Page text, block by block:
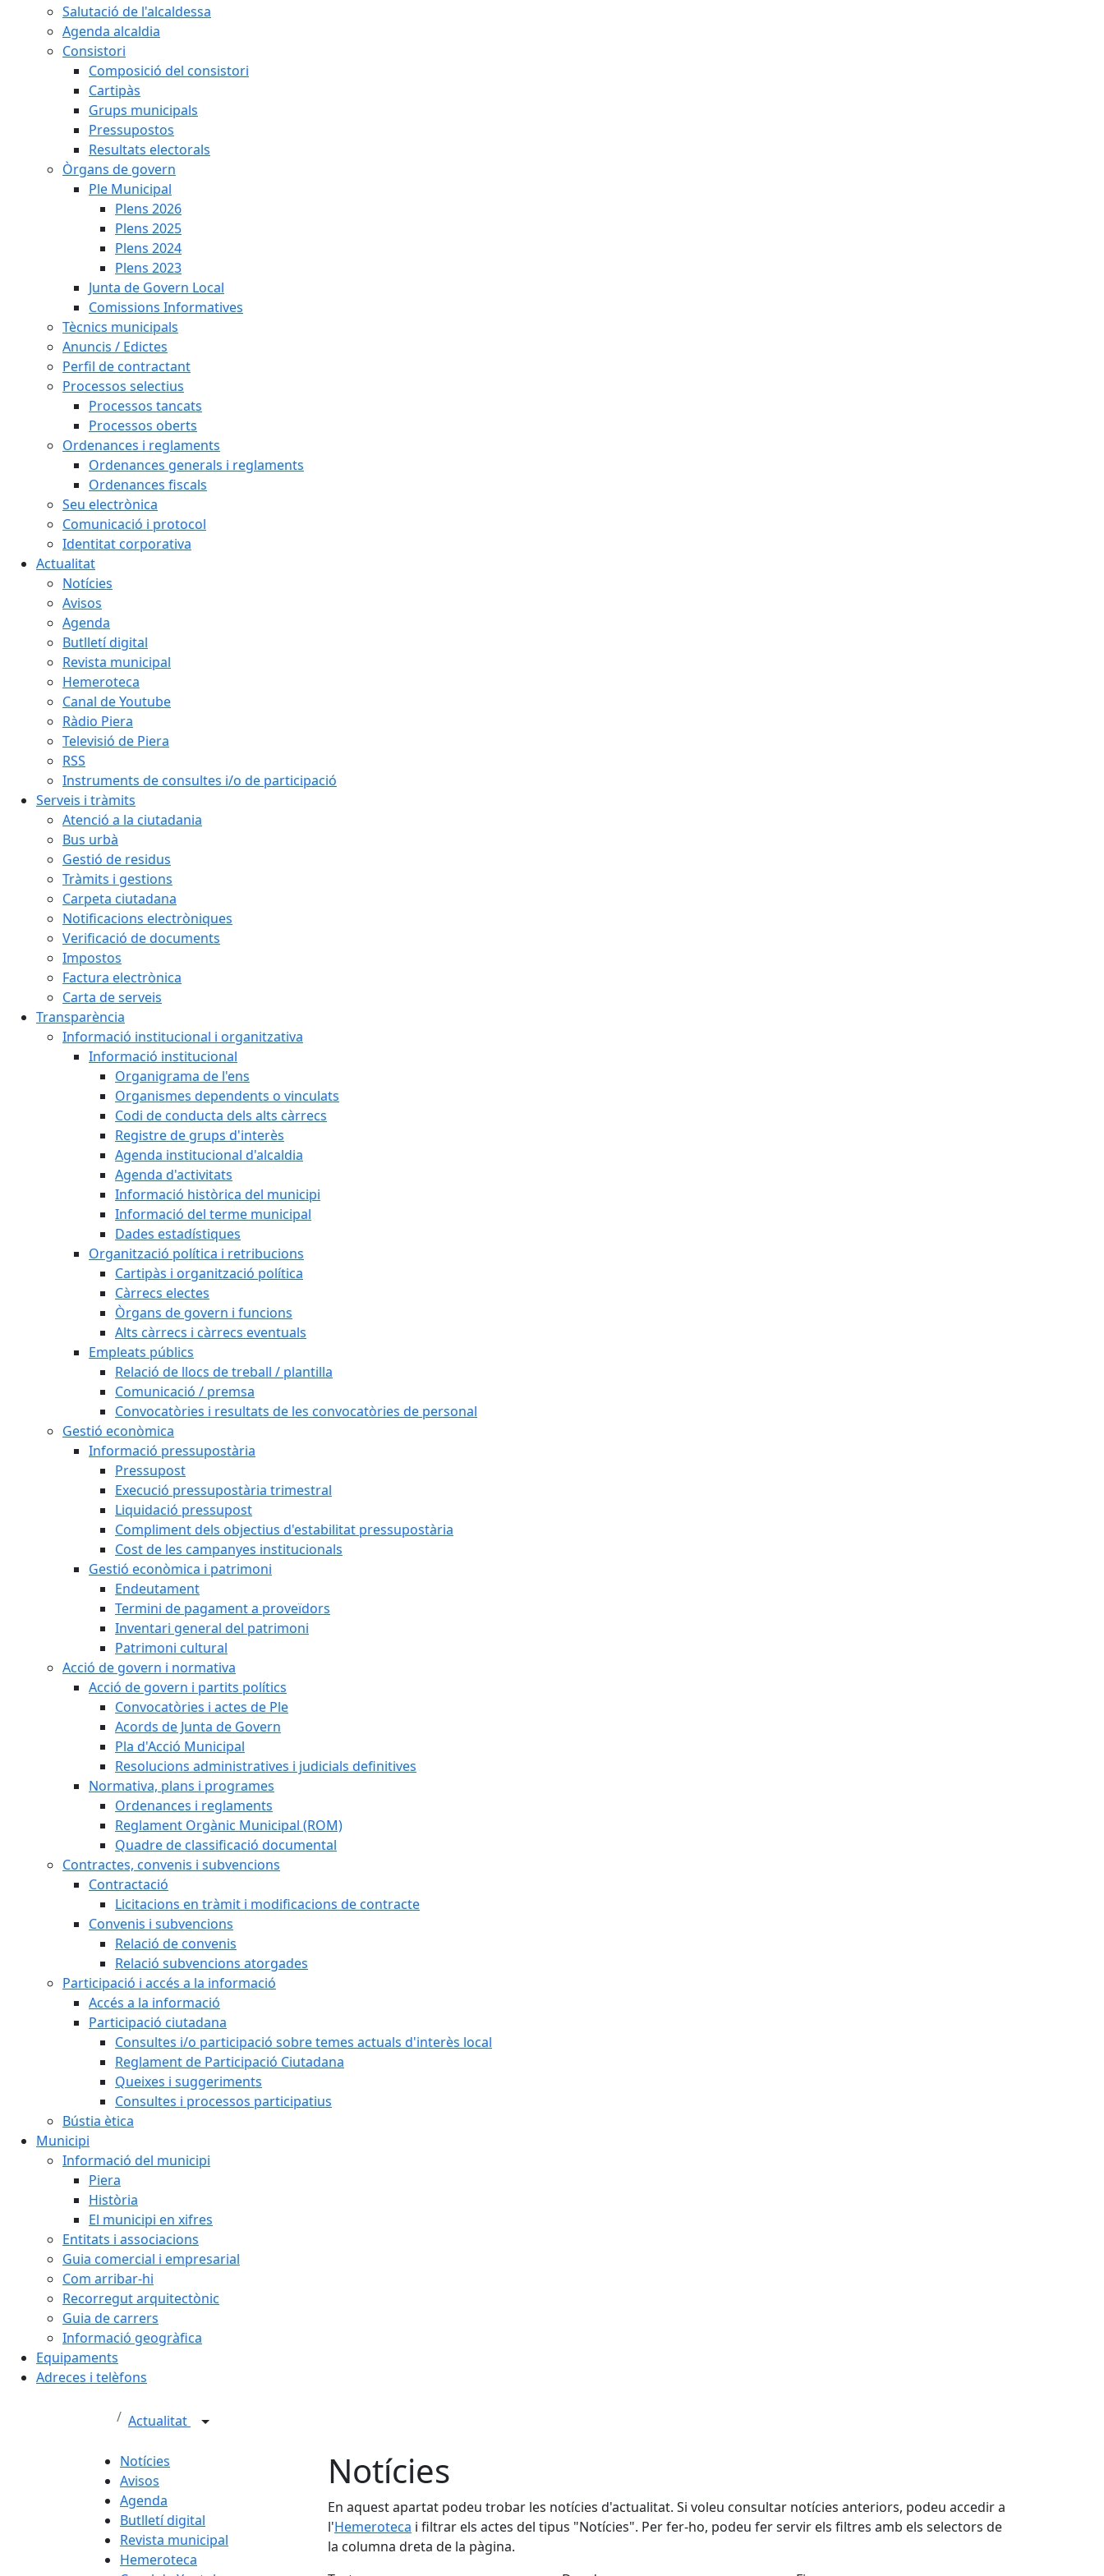
Salutació de l'alcaldessa
Agenda alcaldia
Consistori
Composició del consistori
Cartipàs
Grups municipals
Pressupostos
Resultats electorals
Òrgans de govern
Ple Municipal
Plens 2026
Plens 2025
Plens 2024
Plens 2023
Junta de Govern Local
Comissions Informatives
Tècnics municipals
Anuncis / Edictes
Perfil de contractant
Processos selectius
Processos tancats
Processos oberts
Ordenances i reglaments
Ordenances generals i reglaments
Ordenances fiscals
Seu electrònica
Comunicació i protocol
Identitat corporativa
Actualitat
Notícies
Avisos
Agenda
Butlletí digital
Revista municipal
Hemeroteca
Canal de Youtube
Ràdio Piera
Televisió de Piera
RSS
Instruments de consultes i/o de participació
Serveis i tràmits
Atenció a la ciutadania
Bus urbà
Gestió de residus
Tràmits i gestions
Carpeta ciutadana
Notificacions electròniques
Verificació de documents
Impostos
Factura electrònica
Carta de serveis
Transparència
Informació institucional i organitzativa
Informació institucional
Organigrama de l'ens
Organismes dependents o vinculats
Codi de conducta dels alts càrrecs
Registre de grups d'interès
Agenda institucional d'alcaldia
Agenda d'activitats
Informació històrica del municipi
Informació del terme municipal
Dades estadístiques
Organització política i retribucions
Cartipàs i organització política
Càrrecs electes
Òrgans de govern i funcions
Alts càrrecs i càrrecs eventuals
Empleats públics
Relació de llocs de treball / plantilla
Comunicació / premsa
Convocatòries i resultats de les convocatòries de personal
Gestió econòmica
Informació pressupostària
Pressupost
Execució pressupostària trimestral
Liquidació pressupost
Compliment dels objectius d'estabilitat pressupostària
Cost de les campanyes institucionals
Gestió econòmica i patrimoni
Endeutament
Termini de pagament a proveïdors
Inventari general del patrimoni
Patrimoni cultural
Acció de govern i normativa
Acció de govern i partits polítics
Convocatòries i actes de Ple
Acords de Junta de Govern
Pla d'Acció Municipal
Resolucions administratives i judicials definitives
Normativa, plans i programes
Ordenances i reglaments
Reglament Orgànic Municipal (ROM)
Quadre de classificació documental
Contractes, convenis i subvencions
Contractació
Licitacions en tràmit i modificacions de contracte
Convenis i subvencions
Relació de convenis
Relació subvencions atorgades
Participació i accés a la informació
Accés a la informació
Participació ciutadana
Consultes i/o participació sobre temes actuals d'interès local
Reglament de Participació Ciutadana
Queixes i suggeriments
Consultes i processos participatius
Bústia ètica
Municipi
Informació del municipi
Piera
Història
El municipi en xifres
Entitats i associacions
Guia comercial i empresarial
Com arribar-hi
Recorregut arquitectònic
Guia de carrers
Informació geogràfica
Equipaments
Adreces i telèfons
Actualitat
Notícies
Avisos
Agenda
Butlletí digital
Revista municipal
Hemeroteca
Notícies
En aquest apartat podeu trobar les notícies d'actualitat. Si voleu consultar notícies anteriors, podeu accedir a
l'Hemeroteca i filtrar els actes del tipus "Notícies". Per fer-ho, podeu fer servir els filtres amb els selectors de
la columna dreta de la pàgina.